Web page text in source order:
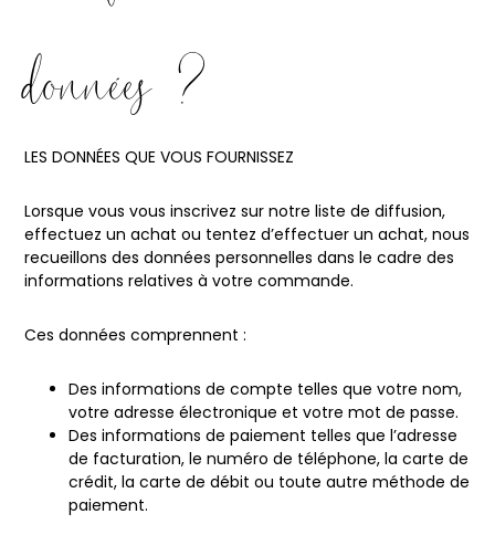
données ?
LES DONNÉES QUE VOUS FOURNISSEZ
Lorsque vous vous inscrivez sur notre liste de diffusion,
effectuez un achat ou tentez d’effectuer un achat, nous
recueillons des données personnelles dans le cadre des
informations relatives à votre commande.
Ces données comprennent :
Des informations de compte telles que votre nom,
votre adresse électronique et votre mot de passe.
Des informations de paiement telles que l’adresse
de facturation, le numéro de téléphone, la carte de
crédit, la carte de débit ou toute autre méthode de
paiement.